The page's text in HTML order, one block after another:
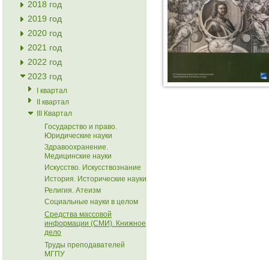
2018 год
2019 год
2020 год
2021 год
2022 год
2023 год
I квартал
II квартал
III Квартал
Государство и право.
Юридические науки
Здравоохранение.
Медицинские науки
Искусство. Искусствознание
История. Исторические науки
Религия. Атеизм
Социальные науки в целом
Средства массовой
информации (СМИ). Книжное
дело
Труды преподавателей
МГПУ